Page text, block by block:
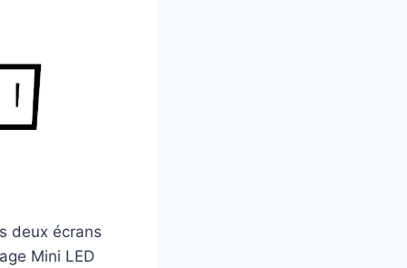
deux écrans
Mini LED